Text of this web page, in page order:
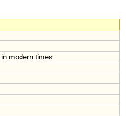
in modern times